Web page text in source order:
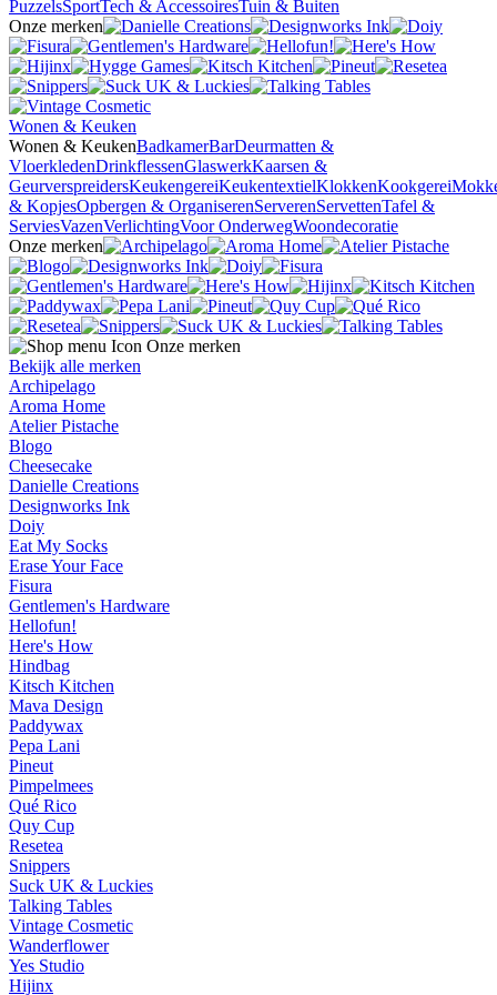
PuzzelsSportTech & AccessoiresTuin & Buiten
Onze merken
Wonen & Keuken
Wonen & KeukenBadkamerBarDeurmatten &
VloerkledenDrinkflessenGlaswerkKaarsen &
GeurverspreidersKeukengereiKeukentextielKlokkenKookgerei
& KopjesOpbergen & OrganiserenServerenServettenTafel &
ServiesVazenVerlichtingVoor OnderwegWoondecoratie
Onze merken
Onze merken
Bekijk alle merken
Archipelago
Aroma Home
Atelier Pistache
Blogo
Cheesecake
Danielle Creations
Designworks Ink
Doiy
Eat My Socks
Erase Your Face
Fisura
Gentlemen's Hardware
Hellofun!
Here's How
Hindbag
Kitsch Kitchen
Mava Design
Paddywax
Pepa Lani
Pineut
Pimpelmees
Qué Rico
Quy Cup
Resetea
Snippers
Suck UK & Luckies
Talking Tables
Vintage Cosmetic
Wanderflower
Yes Studio
Hijinx